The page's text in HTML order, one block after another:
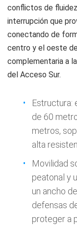
conflictos de
interrupción que
conectando de
centro y el oeste
complementaria a
del Acceso Sur.
Estructura:
de 60
metros,
alta
Movilidad
peatonal y
un ancho
defensas
proteger a